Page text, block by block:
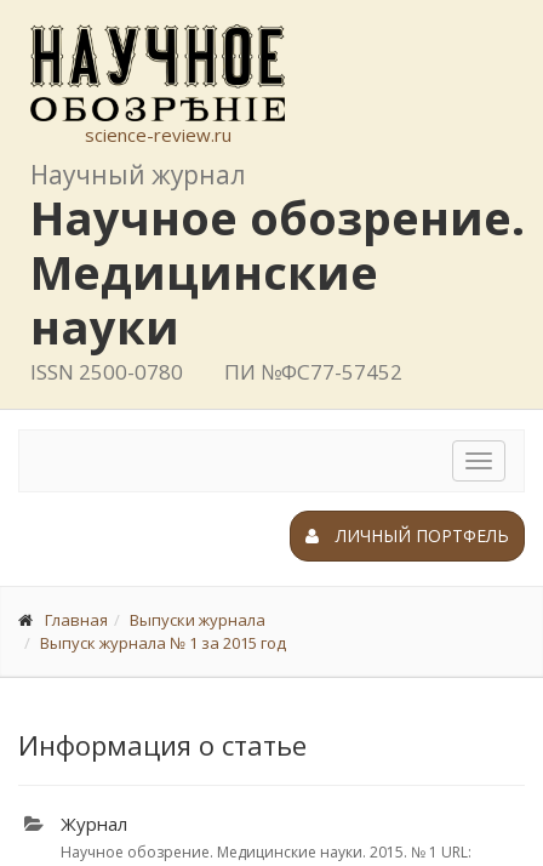
science-review.ru
Научный журнал
Научное обозрение.
Медицинские
науки
ISSN 2500-0780 ПИ №ФС77-57452
Toggle
ЛИЧНЫЙ ПОРТФЕЛЬ
Главная
Выпуски журнала
Выпуск журнала № 1 за 2015 год
Информация о статье
Журнал
Научное обозрение. Медицинские науки. 2015. № 1 URL: